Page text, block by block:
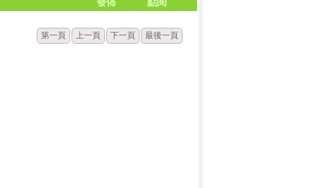
第一頁 上一頁 下一頁 最後一頁